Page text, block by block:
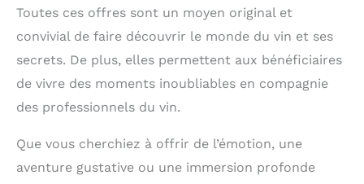
Toutes ces offres sont un moyen original et
convivial de faire découvrir le monde du vin et ses
secrets. De plus, elles permettent aux bénéficiaires
de vivre des moments inoubliables en compagnie
des professionnels du vin.
Que vous cherchiez à offrir de l’émotion, une
aventure gustative ou une immersion profonde